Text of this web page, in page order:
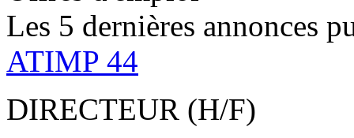
Les 5 dernières annonces
ATIMP 44
DIRECTEUR (H/F)